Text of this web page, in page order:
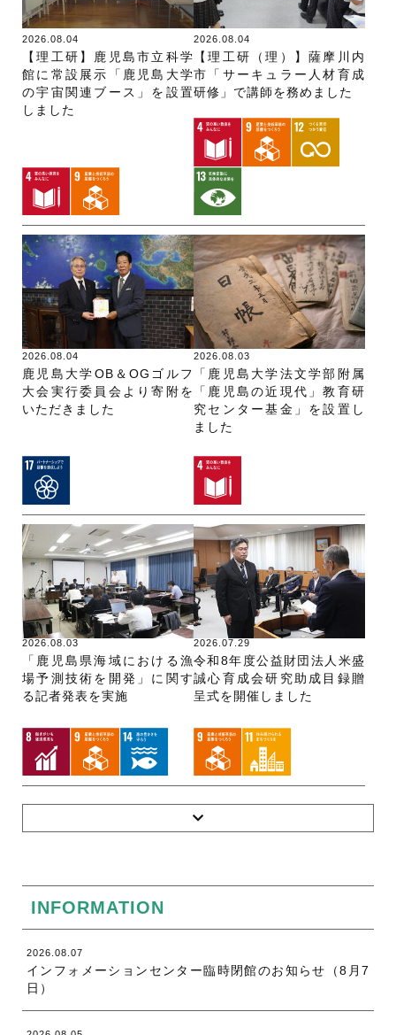
2026.08.04
【理工研】鹿児島市立科学
館に常設展示「鹿児島大学
の宇宙関連ブース」を設置
しました
2026.08.04
【理工研（理）】薩摩川内
市「サーキュラー人材育成
研修」で講師を務めました
2026.08.04
鹿児島大学OB＆OGゴルフ
大会実行委員会より寄附を
いただきました
2026.08.03
「鹿児島大学法文学部附属
「鹿児島の近現代」教育研
究センター基金」を設置し
ました
2026.08.03
「鹿児島県海域における漁
場予測技術を開発」に関す
る記者発表を実施
2026.07.29
令和8年度公益財団法人米盛
誠心育成会研究助成目録贈
呈式を開催しました
INFORMATION
2026.08.07
インフォメーションセンター臨時閉館のお知らせ（8月7
日）